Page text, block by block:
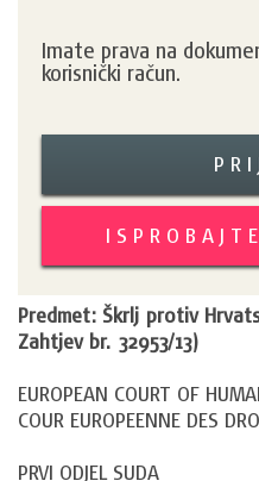
Imate prava na
korisnički račun.
Predmet: Škrlj protiv
Zahtjev br. 32953/13)
EUROPEAN COURT OF
COUR EUROPEENNE DES
PRVI ODJEL SUDA